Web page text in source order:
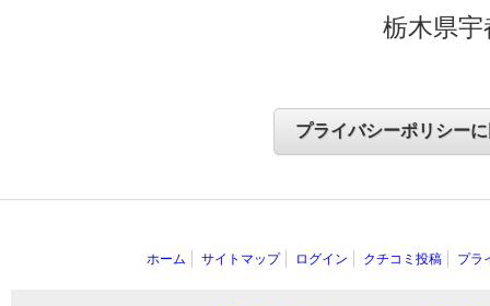
栃木県
ホーム サイトマップ ログイン クチコミ投稿 プラ